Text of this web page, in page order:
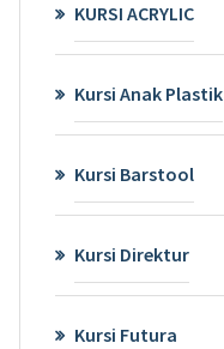
KURSI ACRYLIC
Kursi Anak Plastik
Kursi Barstool
Kursi Direktur
Kursi Futura